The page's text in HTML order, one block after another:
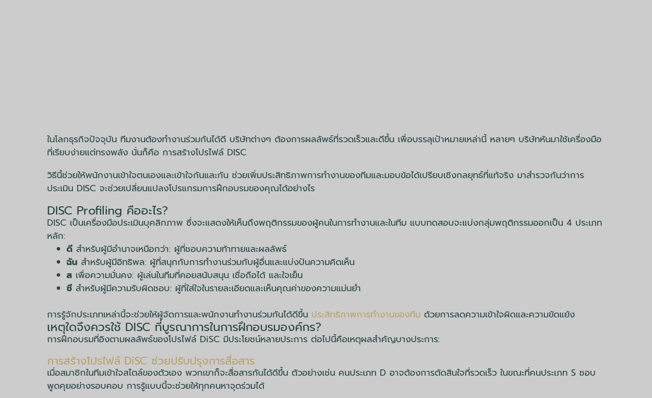
ในโลกธุรกิจปัจจุบัน ทีมงานต้องทำงานร่วมกันได้ดี บริษัทต่างๆ ต้องการผลลัพธ์ที่รวดเร็วและดีขึ้น เพื่อบรรลุเป้าหมายเหล่านี้ หลายๆ บริษัทหันมาใช้เครื่องมือ
ที่เรียบง่ายแต่ทรงพลัง นั่นก็คือ การสร้างโปรไฟล์ DISC
วิธีนี้ช่วยให้พนักงานเข้าใจตนเองและเข้าใจกันและกัน ช่วยเพิ่มประสิทธิภาพการทำงานของทีมและมอบข้อได้เปรียบเชิงกลยุทธ์ที่แท้จริง มาสำรวจกันว่าการ
ประเมิน DISC จะช่วยเปลี่ยนแปลงโปรแกรมการฝึกอบรมของคุณได้อย่างไร
DISC Profiling คืออะไร?
DISC เป็นเครื่องมือประเมินบุคลิกภาพ ซึ่งจะแสดงให้เห็นถึงพฤติกรรมของผู้คนในการทำงานและในทีม แบบทดสอบจะแบ่งกลุ่มพฤติกรรมออกเป็น 4 ประเภท
หลัก:
ดี สำหรับผู้มีอำนาจเหนือกว่า: ผู้ที่ชอบความท้าทายและผลลัพธ์
ฉัน สำหรับผู้มีอิทธิพล: ผู้ที่สนุกกับการทำงานร่วมกับผู้อื่นและแบ่งปันความคิดเห็น
ส เพื่อความมั่นคง: ผู้เล่นในทีมที่คอยสนับสนุน เชื่อถือได้ และใจเย็น
ซี สำหรับผู้มีความรับผิดชอบ: ผู้ที่ใส่ใจในรายละเอียดและเห็นคุณค่าของความแม่นยำ
การรู้จักประเภทเหล่านี้จะช่วยให้ผู้จัดการและพนักงานทำงานร่วมกันได้ดีขึ้น ประสิทธิภาพการทำงานของทีม ด้วยการลดความเข้าใจผิดและความขัดแย้ง
เหตุใดจึงควรใช้ DISC ที่บูรณาการในการฝึกอบรมองค์กร?
การฝึกอบรมที่อิงตามผลลัพธ์ของโปรไฟล์ DiSC มีประโยชน์หลายประการ ต่อไปนี้คือเหตุผลสำคัญบางประการ:
การสร้างโปรไฟล์ DiSC ช่วยปรับปรุงการสื่อสาร
เมื่อสมาชิกในทีมเข้าใจสไตล์ของตัวเอง พวกเขาก็จะสื่อสารกันได้ดีขึ้น ตัวอย่างเช่น คนประเภท D อาจต้องการตัดสินใจที่รวดเร็ว ในขณะที่คนประเภท S ชอบ
พูดคุยอย่างรอบคอบ การรู้แบบนี้จะช่วยให้ทุกคนหาจุดร่วมได้